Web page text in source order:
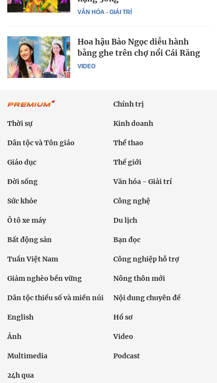
VĂN HÓA - GIẢI TRÍ
VIDEO
Hoa hậu Bảo Ngọc diễu hành
bằng ghe trên chợ nổi Cái Răng
Chính trị
Thời sự Kinh doanh
Dân tộc và Tôn giáo Thể thao
Giáo dục Thế giới
Đời sống Văn hóa - Giải trí
Sức khỏe Công nghệ
Ô tô xe máy Du lịch
Bất động sản Bạn đọc
Tuần Việt Nam Công nghiệp hỗ trợ
Giảm nghèo bền vững Nông thôn mới
Dân tộc thiểu số và miền núi Nội dung chuyên đề
English Hồ sơ
Ảnh Video
Multimedia Podcast
24h qua